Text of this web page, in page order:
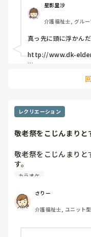
星影里沙
介護福祉士, グルー
真っ先に頭に浮かん
http://www.dk-
他にもゲームの入っ
レクリエーション
敬老祭をこじんまり
敬老祭をこじんまり
す。
お祝いとか、めでた
教えてください～
カラオケ
さりー
介護福祉士, ユニット